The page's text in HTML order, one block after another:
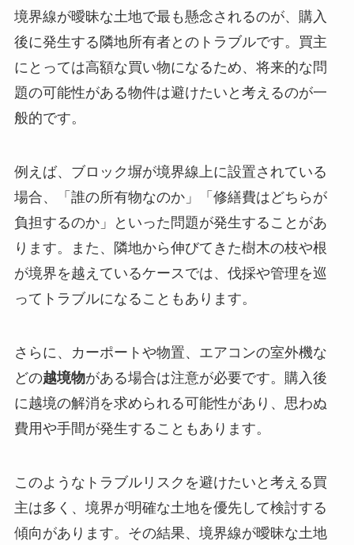
境界線が曖昧な土地で最も懸念されるのが、購入
後に発生する隣地所有者とのトラブルです。買主
にとっては高額な買い物になるため、将来的な問
題の可能性がある物件は避けたいと考えるのが一
般的です。
例えば、ブロック塀が境界線上に設置されている
場合、「誰の所有物なのか」「修繕費はどちらが
負担するのか」といった問題が発生することがあ
ります。また、隣地から伸びてきた樹木の枝や根
が境界を越えているケースでは、伐採や管理を巡
ってトラブルになることもあります。
さらに、カーポートや物置、エアコンの室外機な
どの越境物がある場合は注意が必要です。購入後
に越境の解消を求められる可能性があり、思わぬ
費用や手間が発生することもあります。
このようなトラブルリスクを避けたいと考える買
主は多く、境界が明確な土地を優先して検討する
傾向があります。その結果、境界線が曖昧な土地